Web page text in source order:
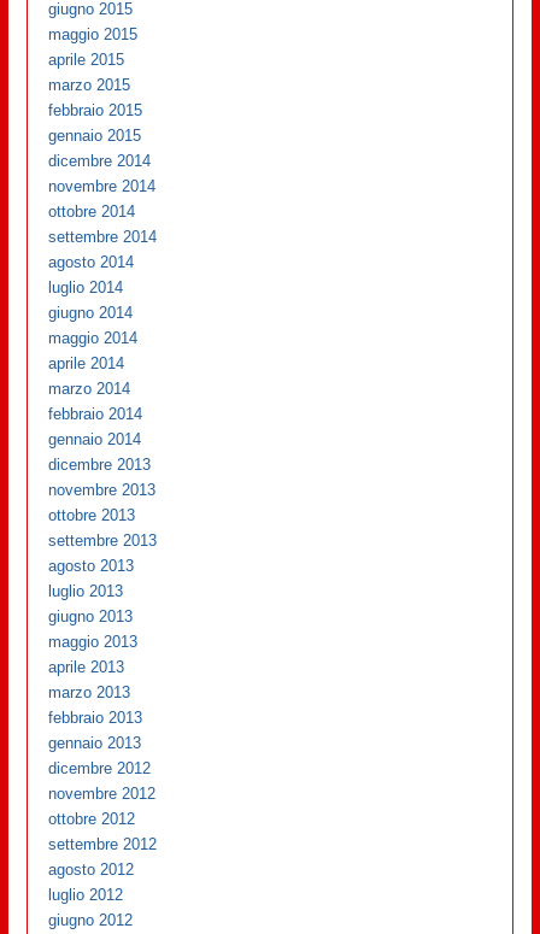
giugno 2015
maggio 2015
aprile 2015
marzo 2015
febbraio 2015
gennaio 2015
dicembre 2014
novembre 2014
ottobre 2014
settembre 2014
agosto 2014
luglio 2014
giugno 2014
maggio 2014
aprile 2014
marzo 2014
febbraio 2014
gennaio 2014
dicembre 2013
novembre 2013
ottobre 2013
settembre 2013
agosto 2013
luglio 2013
giugno 2013
maggio 2013
aprile 2013
marzo 2013
febbraio 2013
gennaio 2013
dicembre 2012
novembre 2012
ottobre 2012
settembre 2012
agosto 2012
luglio 2012
giugno 2012